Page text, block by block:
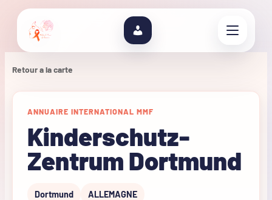
Retour a la carte
ANNUAIRE INTERNATIONAL MMF
Kinderschutz-
Zentrum Dortmund
Dortmund ALLEMAGNE